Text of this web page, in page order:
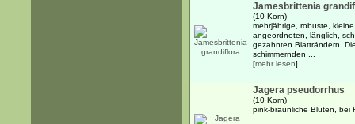
Jamesbrittenia
(10 Korn)
mehrjährige, robuste,
angeordneten, länglich,
gezahnten Blatträndern.
schimmernden ...
[mehr lesen]
Jagera pseudorrhus
(10 Korn)
pink-bräunliche Blüten, bei